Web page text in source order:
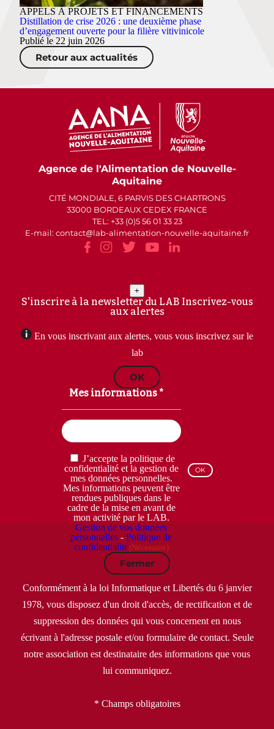
APPELS À PROJETS ET FINANCEMENTS
Distillation de crise 2026 : une deuxième phase
d’engagement ouverte pour la filière vitivinicole
Publié le 22 juin 2026
Retour aux actualités
Agence de l'Alimentation de Nouvelle-
Aquitaine
CITÉ MONDIALE, 6 PARVIS DES CHARTRONS
33000 BORDEAUX CEDEX FRANCE
TEL: +33 (0)5 56 01 33 23
E-mail: contact
lab-alimentation-nouvelle-aquitaine.fr
+
S'inscrire à la newsletter du LAB Inscrivez-vous
aux alertes
En vous inscrivant aux alertes, vous vous inscrivez sur le
lab
OK
Mes informations *
RGPD
(Nécessaire)
J’accepte la politique de
confidentialité et la gestion de
mes données personnelles.
Mes informations peuvent être
rendues publiques dans le
cadre de la mise en avant de
mon activité par le LAB.
Gestion de vos données
personnelles -Politique de
confidentialité(Nécessaire)
Fermer
Conformément à la loi Informatique et Libertés du 6 janvier
1978, vous disposez d'un droit d'accès, de rectification et de
suppression des données qui vous concernent en nous
écrivant à l'adresse postale et/ou formulaire de contact. Seule
notre association est destinataire des informations que vous
lui communiquez.
* Champs obligatoires